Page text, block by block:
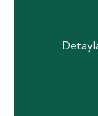
Lorem